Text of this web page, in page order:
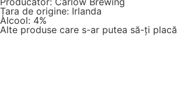
Țara de origine: Irlanda
Alcool: 4%
Alte produse care s-ar putea să-ți placă